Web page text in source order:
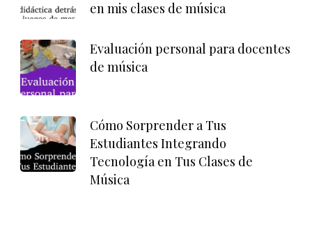
en mis clases de música
Evaluación personal para docentes
de música
Cómo Sorprender a Tus
Estudiantes Integrando
Tecnología en Tus Clases de
Música